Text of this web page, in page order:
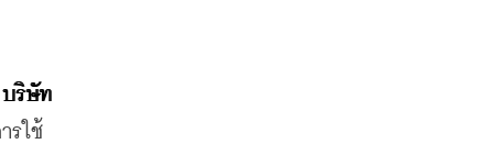
ริษัท
รใช้